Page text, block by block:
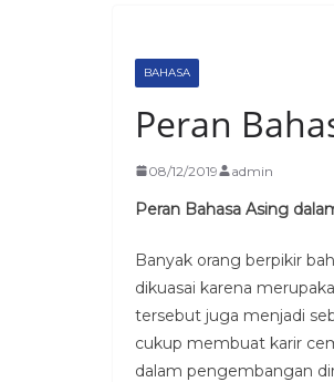
BAHASA
Peran
08/12/2019 admin
Peran Bahasa Asing
Banyak orang berpikir
dikuasai karena
tersebut juga menjadi
cukup membuat karir
dalam pengembangan